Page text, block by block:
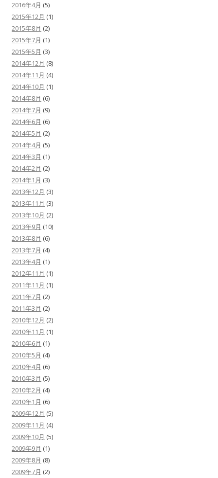
2016年4月 (5)
2015年12月 (1)
2015年8月 (2)
2015年7月 (1)
2015年5月 (3)
2014年12月 (8)
2014年11月 (4)
2014年10月 (1)
2014年8月 (6)
2014年7月 (9)
2014年6月 (6)
2014年5月 (2)
2014年4月 (5)
2014年3月 (1)
2014年2月 (2)
2014年1月 (3)
2013年12月 (3)
2013年11月 (3)
2013年10月 (2)
2013年9月 (10)
2013年8月 (6)
2013年7月 (4)
2013年4月 (1)
2012年11月 (1)
2011年11月 (1)
2011年7月 (2)
2011年3月 (2)
2010年12月 (2)
2010年11月 (1)
2010年6月 (1)
2010年5月 (4)
2010年4月 (6)
2010年3月 (5)
2010年2月 (4)
2010年1月 (6)
2009年12月 (5)
2009年11月 (4)
2009年10月 (5)
2009年9月 (1)
2009年8月 (8)
2009年7月 (2)